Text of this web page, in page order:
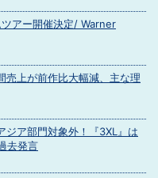
アー開催決定/ Warner
上が前作比大幅減、主な理
ジア部門対象外！『3XL』は
去発言